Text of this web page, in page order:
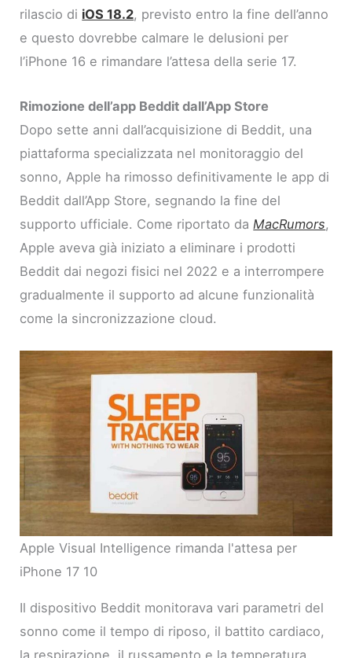
rilascio di iOS 18.2, previsto entro la fine dell’anno
e questo dovrebbe calmare le delusioni per
l’iPhone 16 e rimandare l’attesa della serie 17.
Rimozione dell’app Beddit dall’App Store
Dopo sette anni dall’acquisizione di Beddit, una
piattaforma specializzata nel monitoraggio del
sonno, Apple ha rimosso definitivamente le app di
Beddit dall’App Store, segnando la fine del
supporto ufficiale. Come riportato da MacRumors,
Apple aveva già iniziato a eliminare i prodotti
Beddit dai negozi fisici nel 2022 e a interrompere
gradualmente il supporto ad alcune funzionalità
come la sincronizzazione cloud.
Apple Visual Intelligence rimanda l'attesa per
iPhone 17 10
Il dispositivo Beddit monitorava vari parametri del
sonno come il tempo di riposo, il battito cardiaco,